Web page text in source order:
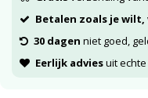
Betalen zoals je wilt,
30 dagen niet goed,
Eerlijk adviesuit